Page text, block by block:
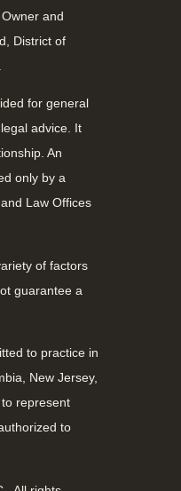
and
District of
for general
advice. It
An
only by a
Law Offices
of factors
guarantee a
to practice in
New Jersey,
represent
to